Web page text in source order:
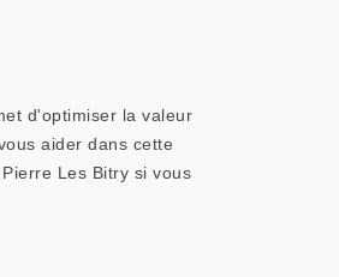
d'optimiser la valeur
aider dans cette
Les Bitry si vous